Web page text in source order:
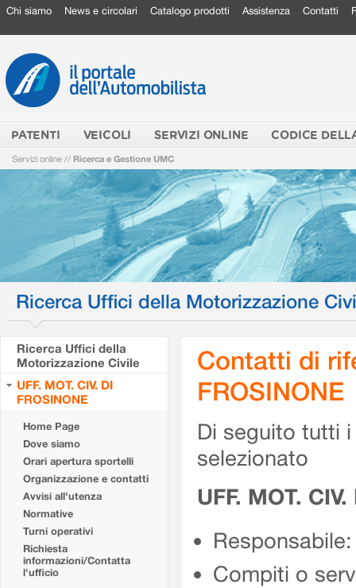
Chi siamo News e circolari Catalogo prodotti Assistenza Contatti
PATENTI VEICOLI SERVIZI ONLINE CODICE
Servizi online // Ricerca e Gestione UMC
Ricerca Uffici della Motorizzazione
Ricerca Uffici della
Motorizzazione Civile
UFF. MOT. CIV. DI
FROSINONE
Home Page
Dove siamo
Orari apertura sportelli
Organizzazione e contatti
Avvisi all'utenza
Normative
Turni operativi
Richiesta
informazioni/Contatta
l'ufficio
Contatti di
FROSINONE
Di seguito tutti
selezionato
UFF. MOT.
Compiti o